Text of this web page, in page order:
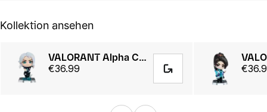
Kollektion ansehen
VALORANT Alpha Collection Jett Figure
€36.99